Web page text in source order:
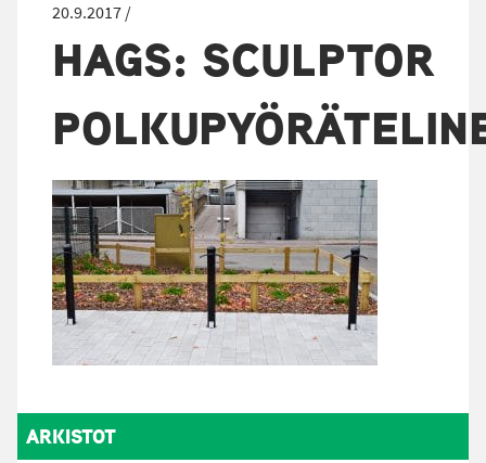
20.9.2017 /
HAGS: SCULPTOR
ARKISTOT